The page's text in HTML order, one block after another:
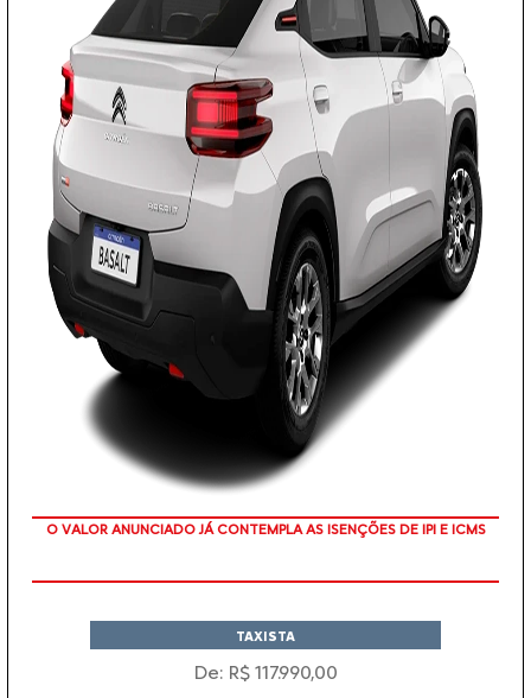
O VALOR ANUNCIADO JÁ CONTEMPLA AS ISENÇÕES DE IPI E ICMS
TAXISTA
De: R$ 117.990,00